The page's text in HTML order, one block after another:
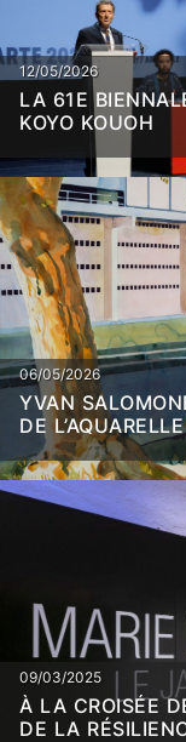
12/05/2026
LA 61E
KOYO KOUOH
06/05/2026
YVAN
DE L’AQUARELLE
09/03/2025
À LA CROISÉE
DE LA